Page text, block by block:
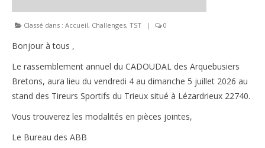
Les règles de sécurité
Les équipements
Les disciplines Armes Anciennes
Classé dans : Accueil, Challenges, TST | 0
Bonjour à tous ,
Le rassemblement annuel du CADOUDAL des Arquebusiers
Bretons, aura lieu du vendredi 4 au dimanche 5 juillet 2026 au
stand des Tireurs Sportifs du Trieux situé à Lézardrieux 22740.
Vous trouverez les modalités en pièces jointes,
Le Bureau des ABB